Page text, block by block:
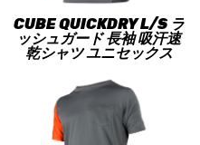
CUBE QUICKDRY L/S ラ
ッシュガード 長袖 吸汗速
乾シャツ ユニセックス